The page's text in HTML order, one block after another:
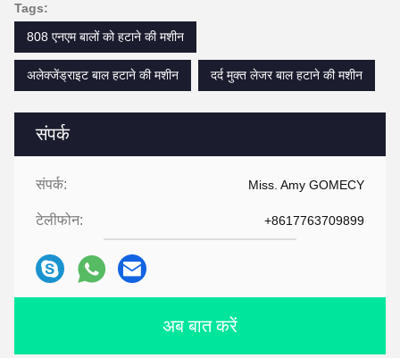
संपर्क
संपर्क: Miss. Amy GOMECY
टेलीफोन: +8617763709899
अब बात करें
Tags:
808 एनएम बालों को हटाने की मशीन
अलेक्जेंड्राइट बाल हटाने की मशीन दर्द मुक्त लेजर बाल हटाने की मशीन